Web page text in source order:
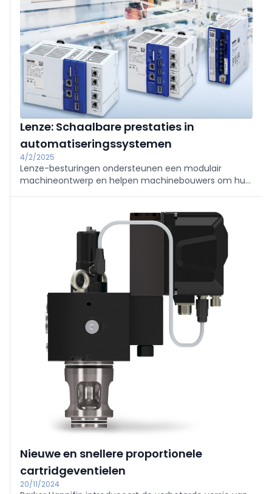
bedrijfsfilosofie samen.
Lenze: Schaalbare prestaties in
automatiseringssystemen
4/2/2025
Lenze-besturingen ondersteunen een modulair
machineontwerp en helpen machinebouwers om hun
Nieuwe en snellere proportionele
cartridgeventielen
20/11/2024